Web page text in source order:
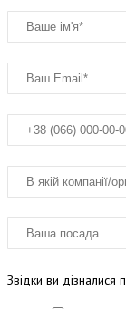
Звідки ви дізналися